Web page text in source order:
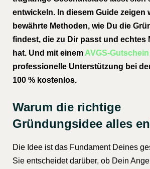
entwickeln. In diesem Guide zeigen
bewährte Methoden, wie Du die
findest, die zu Dir passt und echtes
hat. Und mit einem AVGS-Gutschein
professionelle Unterstützung bei
100 % kostenlos.
Warum die richtige
Gründungsidee alles
Die Idee ist das Fundament Deines
Sie entscheidet darüber, ob Dein